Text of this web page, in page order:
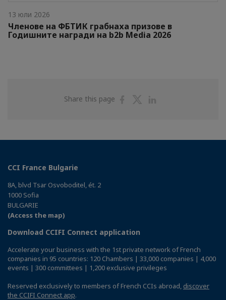
13 юли 2026
Членове на ФБТИК грабнаха призове в
Годишните награди на b2b Media 2026
Share this page
ShareShare
CCI France Bulgarie
8A, blvd Tsar Osvoboditel, ét. 2
1000 Sofia
BULGARIE
(Access the map)
Download CCIFI Connect application
Accelerate your business with the 1st private network of French
companies in 95 countries: 120 Chambers | 33,000 companies | 4,000
events | 300 committees | 1,200 exclusive privileges
Reserved exclusively to members of French CCIs abroad, discover
the CCIFI Connect app.